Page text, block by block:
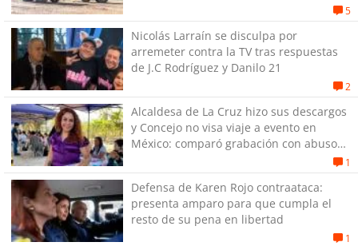
5
Nicolás Larraín se disculpa por
arremeter contra la TV tras respuestas
de J.C Rodríguez y Danilo 21
2
Alcaldesa de La Cruz hizo sus descargos
y Concejo no visa viaje a evento en
México: comparó grabación con abuso
1
Defensa de Karen Rojo contraataca:
presenta amparo para que cumpla el
resto de su pena en libertad
1